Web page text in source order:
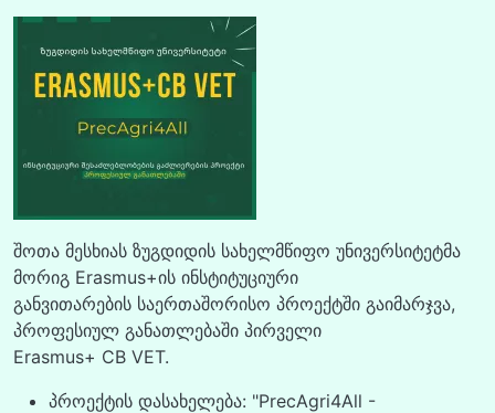
შოთა მესხიას ზუგდიდის სახელმწიფო უნივერსიტეტმა
მორიგ Erasmus+ის ინსტიტუციური
განვითარების საერთაშორისო პროექტში გაიმარჯვა,
პროფესიულ განათლებაში პირველი
Erasmus+ CB VET.
პროექტის დასახელება: "PrecAgri4All -